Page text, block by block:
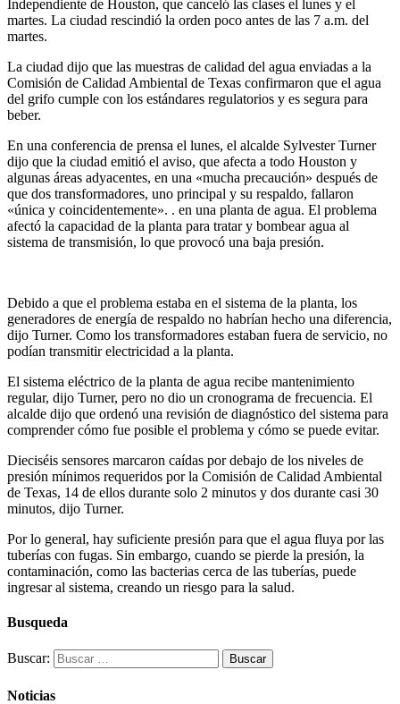
Independiente de Houston, que canceló las clases el lunes y el
martes. La ciudad rescindió la orden poco antes de las 7 a.m. del
martes.
La ciudad dijo que las muestras de calidad del agua enviadas a la
Comisión de Calidad Ambiental de Texas confirmaron que el agua
del grifo cumple con los estándares regulatorios y es segura para
beber.
En una conferencia de prensa el lunes, el alcalde Sylvester Turner
dijo que la ciudad emitió el aviso, que afecta a todo Houston y
algunas áreas adyacentes, en una «mucha precaución» después de
que dos transformadores, uno principal y su respaldo, fallaron
«única y coincidentemente». . en una planta de agua. El problema
afectó la capacidad de la planta para tratar y bombear agua al
sistema de transmisión, lo que provocó una baja presión.
Debido a que el problema estaba en el sistema de la planta, los
generadores de energía de respaldo no habrían hecho una diferencia,
dijo Turner. Como los transformadores estaban fuera de servicio, no
podían transmitir electricidad a la planta.
El sistema eléctrico de la planta de agua recibe mantenimiento
regular, dijo Turner, pero no dio un cronograma de frecuencia. El
alcalde dijo que ordenó una revisión de diagnóstico del sistema para
comprender cómo fue posible el problema y cómo se puede evitar.
Dieciséis sensores marcaron caídas por debajo de los niveles de
presión mínimos requeridos por la Comisión de Calidad Ambiental
de Texas, 14 de ellos durante solo 2 minutos y dos durante casi 30
minutos, dijo Turner.
Por lo general, hay suficiente presión para que el agua fluya por las
tuberías con fugas. Sin embargo, cuando se pierde la presión, la
contaminación, como las bacterias cerca de las tuberías, puede
ingresar al sistema, creando un riesgo para la salud.
Busqueda
Buscar:
Noticias